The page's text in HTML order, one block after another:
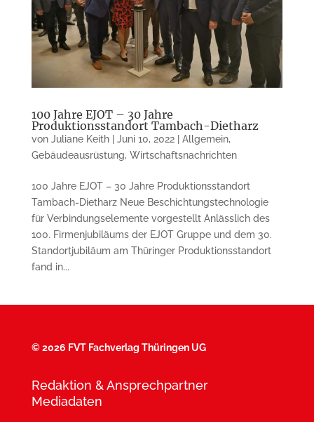
100 Jahre EJOT – 30 Jahre
Produktionsstandort Tambach-Dietharz
von Juliane Keith| Juni 10, 2022| Allgemein,
Gebäudeausrüstung, Wirtschaftsnachrichten
100 Jahre EJOT – 30 Jahre Produktionsstandort
Tambach-Dietharz Neue Beschichtungstechnologie
für Verbindungselemente vorgestellt Anlässlich des
100. Firmenjubiläums der EJOT Gruppe und dem 30.
Standortjubiläum am Thüringer Produktionsstandort
fand in...
©2026 FVT Fachverlag Thüringen UG
Redaktion & Ansprechpartner
Mediadaten